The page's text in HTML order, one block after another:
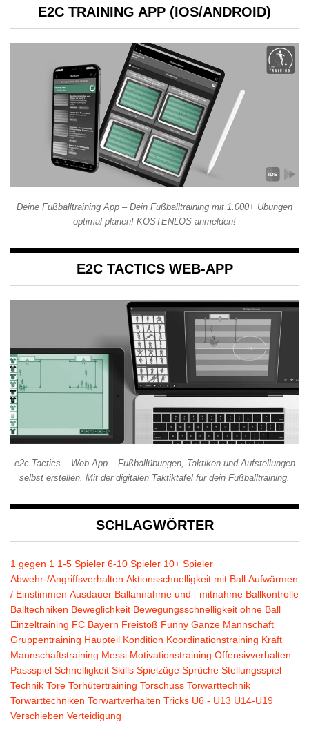
E2C TRAINING APP (IOS/ANDROID)
Deine Fußballtraining App – Dein Fußballtraining mit 1.000+ Übungen
optimal planen! KOSTENLOS anmelden!
E2C TACTICS WEB-APP
e2c Tactics – Web-App – Fußballübungen, Taktiken und Aufstellungen
selbst erstellen. Mit der digitalen Taktiktafel für dein Fußballtraining.
SCHLAGWÖRTER
1 gegen 1 1-5 Spieler 6-10 Spieler 10+ Spieler
Abwehr-/Angriffsverhalten Aktionsschnelligkeit mit Ball Aufwärmen
/ Einstimmen Ausdauer Ballannahme und –mitnahme Ballkontrolle
Balltechniken Beweglichkeit Bewegungsschnelligkeit ohne Ball
Einzeltraining FC Bayern Freistoß Funny Ganze Mannschaft
Gruppentraining Haupteil Kondition Koordinationstraining Kraft
Mannschaftstraining Messi Motivationstraining Offensivverhalten
Passspiel Schnelligkeit Skills Spielzüge Sprüche Stellungsspiel
Technik Tore Torhütertraining Torschuss Torwarttechnik
Torwarttechniken Torwartverhalten Tricks U6 - U13 U14-U19
Verschieben Verteidigung